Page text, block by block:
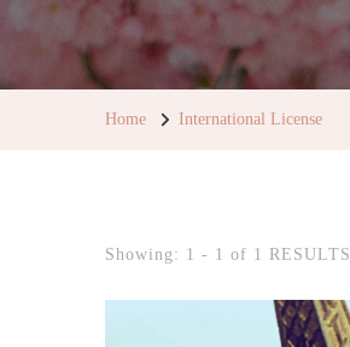
Home International License
Showing: 1 - 1 of 1 RESULTS